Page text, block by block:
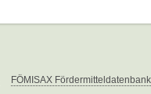
FÖMISAX Fördermitteldatenbank